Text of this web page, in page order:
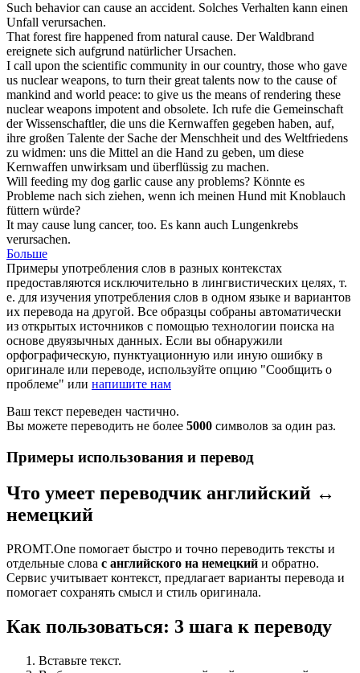
Such behavior can cause an accident. Solches Verhalten kann einen
Unfall verursachen.
That forest fire happened from natural cause. Der Waldbrand
ereignete sich aufgrund natürlicherUrsachen.
I call upon the scientific community in our country, those who gave
us nuclear weapons, to turn their great talents now to the cause of
mankind and world peace: to give us the means of rendering these
nuclear weapons impotent and obsolete. Ich rufe die Gemeinschaft
der Wissenschaftler, die uns die Kernwaffen gegeben haben, auf,
ihre großen Talente der Sache der Menschheit und des Weltfriedens
zu widmen: uns die Mittel an die Hand zu geben, um diese
Kernwaffen unwirksam und überflüssig zu machen.
Will feeding my dog garlic cause any problems? Könnte es
Probleme nach sich ziehen, wenn ich meinen Hund mit Knoblauch
füttern würde?
It may cause lung cancer, too. Es kann auch Lungenkrebs
verursachen.
Больше
Примеры употребления слов в разных контекстах
предоставляются исключительно в лингвистических целях, т.
е. для изучения употребления слов в одном языке и вариантов
их перевода на другой. Все образцы собраны автоматически
из открытых источников с помощью технологии поиска на
основе двуязычных данных. Если вы обнаружили
орфографическую, пунктуационную или иную ошибку в
оригинале или переводе, используйте опцию "Сообщить о
проблеме" или напишите нам
Ваш текст переведен частично.
Вы можете переводить не более 5000 символов за один раз.
Примеры использования и перевод
Что умеет переводчик английский ↔
немецкий
PROMT.One помогает быстро и точно переводить тексты и
отдельные слова с английского на немецкий и обратно.
Сервис учитывает контекст, предлагает варианты перевода и
помогает сохранять смысл и стиль оригинала.
Как пользоваться: 3 шага к переводу
Вставьте текст.